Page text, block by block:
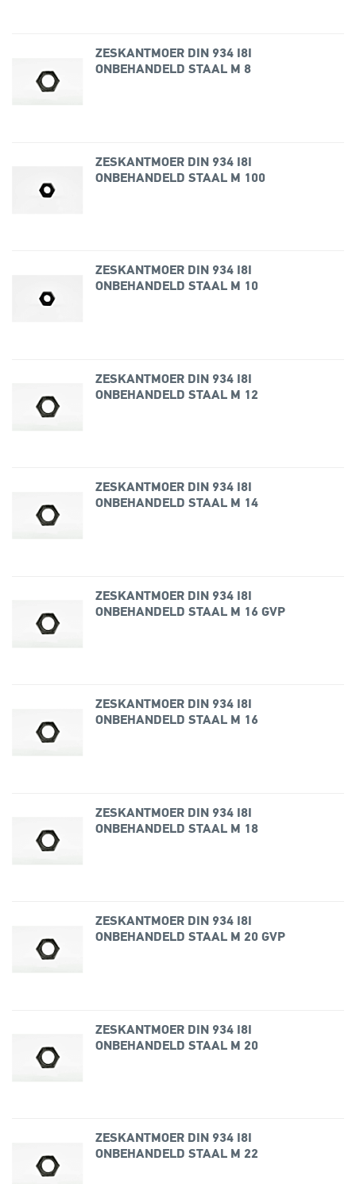
ZESKANTMOER DIN 934 I8I
ONBEHANDELD STAAL M 8
ZESKANTMOER DIN 934 I8I
ONBEHANDELD STAAL M 100
ZESKANTMOER DIN 934 I8I
ONBEHANDELD STAAL M 10
ZESKANTMOER DIN 934 I8I
ONBEHANDELD STAAL M 12
ZESKANTMOER DIN 934 I8I
ONBEHANDELD STAAL M 14
ZESKANTMOER DIN 934 I8I
ONBEHANDELD STAAL M 16 GVP
ZESKANTMOER DIN 934 I8I
ONBEHANDELD STAAL M 16
ZESKANTMOER DIN 934 I8I
ONBEHANDELD STAAL M 18
ZESKANTMOER DIN 934 I8I
ONBEHANDELD STAAL M 20 GVP
ZESKANTMOER DIN 934 I8I
ONBEHANDELD STAAL M 20
ZESKANTMOER DIN 934 I8I
ONBEHANDELD STAAL M 22